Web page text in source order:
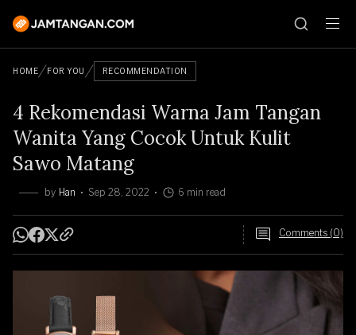
HOME FOR YOU RECOMMENDATION
4 Rekomendasi Warna Jam Tangan
Wanita Yang Cocok Untuk Kulit
Sawo Matang
by Han Sep 28, 2022 6 min read
Comments (0)